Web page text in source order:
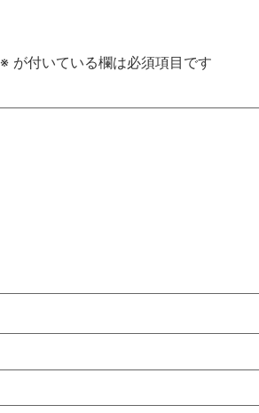
※ が付いている欄は必須項目です